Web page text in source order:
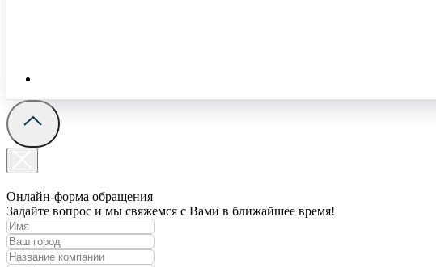
Онлайн-форма обращения
Задайте вопрос и мы свяжемся с Вами в ближайшее время!